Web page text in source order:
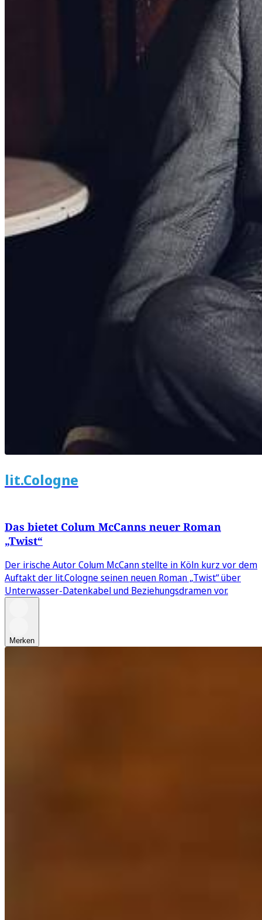
lit.Cologne
Das bietet Colum McCanns neuer Roman
„Twist“
Der irische Autor Colum McCann stellte in Köln kurz vor dem
Auftakt der lit.Cologne seinen neuen Roman „Twist“ über
Unterwasser-Datenkabel und Beziehungsdramen vor.
Merken